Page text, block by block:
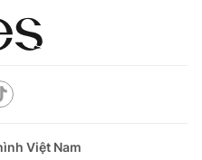
Việt Nam